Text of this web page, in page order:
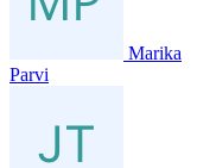
Marika
Parvi